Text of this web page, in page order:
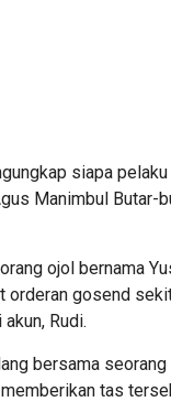
siapa
Manimbul Butar-
ojol bernama
orderan gosend
Rudi.
bersama
tas